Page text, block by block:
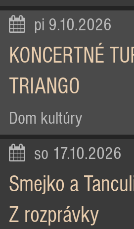
pi 9.10.2026
KONCERTNÉ
TRIANGO
Dom kultúry
so 17.10.2026
Smejko a
Z rozprávky